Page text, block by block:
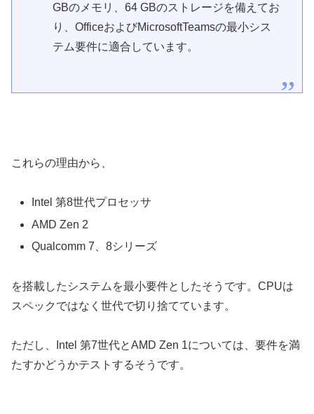
GBのメモリ、64 GBのストレージを備えてお
り、OfficeおよびMicrosoftTeamsの最小シス
テム要件に適合しています。
これらの理由から、
Intel 第8世代プロセッサ
AMD Zen 2
Qualcomm 7、8シリーズ
を搭載したシステムを最小要件としたそうです。CPUは
スペックではなく世代で切り捨てています。
ただし、Intel 第7世代とAMD Zen 1については、要件を満
たすかどうかテストするそうです。